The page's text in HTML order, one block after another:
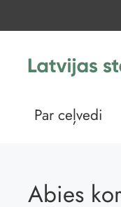
Par ceļvedi
Abies